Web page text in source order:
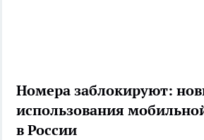
Номера заблокируют:
использования
в России